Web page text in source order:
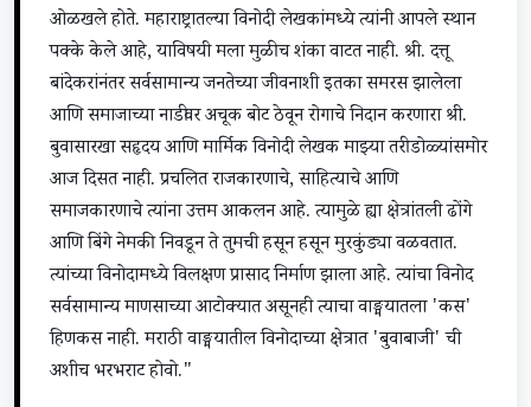
ओळखले होते. महाराष्ट्रातल्या विनोदी लेखकांमध्ये त्यांनी आपले स्थान
पक्के केले आहे, याविषयी मला मुळीच शंका वाटत नाही. श्री. दत्तू
बांदेकरांनंतर सर्वसामान्य जनतेच्या जीवनाशी इतका समरस झालेला
आणि समाजाच्या नाडीवर अचूक बोट ठेवून रोगाचे निदान करणारा श्री.
बुवासारखा सहृदय आणि मार्मिक विनोदी लेखक माझ्या तरी डोळ्यांसमोर
आज दिसत नाही. प्रचलित राजकारणाचे, साहित्याचे आणि
समाजकारणाचे त्यांना उत्तम आकलन आहे. त्यामुळे ह्या क्षेत्रांतली ढोंगे
आणि बिंगे नेमकी निवडून ते तुमची हसून हसून मुरकुंड्या वळवतात.
त्यांच्या विनोदामध्ये विलक्षण प्रासाद निर्माण झाला आहे. त्यांचा विनोद
सर्वसामान्य माणसाच्या आटोक्यात असूनही त्याचा वाङ्मयातला 'कस'
हिणकस नाही. मराठी वाङ्मयातील विनोदाच्या क्षेत्रात 'बुवाबाजी' ची
अशीच भरभराट होवो."